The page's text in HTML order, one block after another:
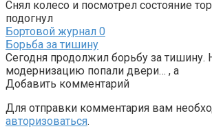
Снял колесо и посмотрел состояние
подогнул
Бортовой журнал 0
Борьба за тишину
Сегодня продолжил борьбу за тишину.
модернизацию попали двери… , а
Добавить комментарий
Для отправки комментария вам
авторизоваться.